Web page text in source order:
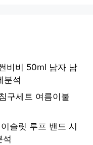
비비 50ml 남자 남
분석
구세트 여름이불
슬릿 루프 밴드 시